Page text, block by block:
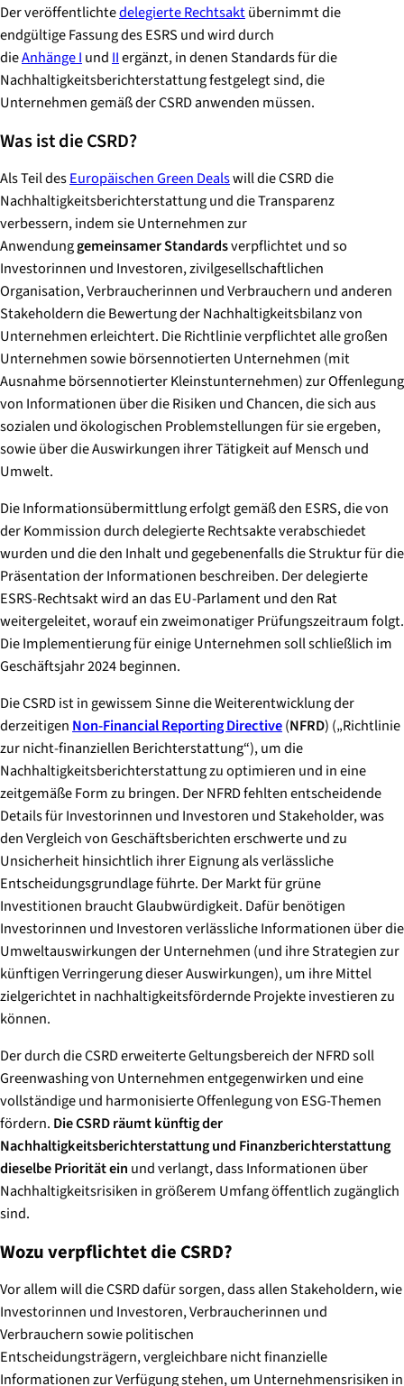
Der veröffentlichtedelegierte Rechtsaktübernimmt die
endgültige Fassung des ESRS und wird durch
dieAnhänge I und IIergänzt, in denen Standards für die
Nachhaltigkeitsberichterstattung festgelegt sind, die
Unternehmen gemäß der CSRD anwenden müssen.
Was ist die CSRD?
Als Teil desEuropäischen Green Dealswill die CSRD die
Nachhaltigkeitsberichterstattung und die Transparenz
verbessern, indem sie Unternehmen zur
Anwendunggemeinsamer Standardsverpflichtet und so
Investorinnen und Investoren, zivilgesellschaftlichen
Organisation, Verbraucherinnen und Verbrauchern und anderen
Stakeholdern die Bewertung der Nachhaltigkeitsbilanz von
Unternehmen erleichtert. Die Richtlinie verpflichtet alle großen
Unternehmen sowie börsennotierten Unternehmen (mit
Ausnahme börsennotierter Kleinstunternehmen) zur Offenlegung
von Informationen über die Risiken und Chancen, die sich aus
sozialen und ökologischen Problemstellungen für sie ergeben,
sowie über die Auswirkungen ihrer Tätigkeit auf Mensch und
Umwelt.
Die Informationsübermittlung erfolgt gemäß den ESRS, die von
der Kommission durch delegierte Rechtsakte verabschiedet
wurden und die den Inhalt und gegebenenfalls die Struktur für die
Präsentation der Informationen beschreiben. Der delegierte
ESRS-Rechtsakt wird an das EU-Parlament und den Rat
weitergeleitet, worauf ein zweimonatiger Prüfungszeitraum folgt.
Die Implementierung für einige Unternehmen soll schließlich im
Geschäftsjahr 2024 beginnen.
Die CSRD ist in gewissem Sinne die Weiterentwicklung der
derzeitigen Non-Financial Reporting Directive(NFRD) („Richtlinie
zur nicht-finanziellen Berichterstattung“), um die
Nachhaltigkeitsberichterstattung zu optimieren und in eine
zeitgemäße Form zu bringen. Der NFRD fehlten entscheidende
Details für Investorinnen und Investoren und Stakeholder, was
den Vergleich von Geschäftsberichten erschwerte und zu
Unsicherheit hinsichtlich ihrer Eignung als verlässliche
Entscheidungsgrundlage führte. Der Markt für grüne
Investitionen braucht Glaubwürdigkeit. Dafür benötigen
Investorinnen und Investoren verlässliche Informationen über die
Umweltauswirkungen der Unternehmen (und ihre Strategien zur
künftigen Verringerung dieser Auswirkungen), um ihre Mittel
zielgerichtet in nachhaltigkeitsfördernde Projekte investieren zu
können.
Der durch die CSRD erweiterte Geltungsbereich der NFRD soll
Greenwashing von Unternehmen entgegenwirken und eine
vollständige und harmonisierte Offenlegung von ESG-Themen
fördern. Die CSRD räumt künftig der
Nachhaltigkeitsberichterstattung und Finanzberichterstattung
dieselbe Priorität ein und verlangt, dass Informationen über
Nachhaltigkeitsrisiken in größerem Umfang öffentlich zugänglich
sind.
Wozu verpflichtet die CSRD?
Vor allem will die CSRD dafür sorgen, dass allen Stakeholdern, wie
Investorinnen und Investoren, Verbraucherinnen und
Verbrauchern sowie politischen
Entscheidungsträgern, vergleichbare nicht finanzielle
Informationen zur Verfügung stehen, um Unternehmensrisiken in